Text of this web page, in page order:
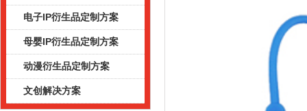
电子IP衍生品定制方案
母婴IP衍生品定制方案
动漫衍生品定制方案
文创解决方案